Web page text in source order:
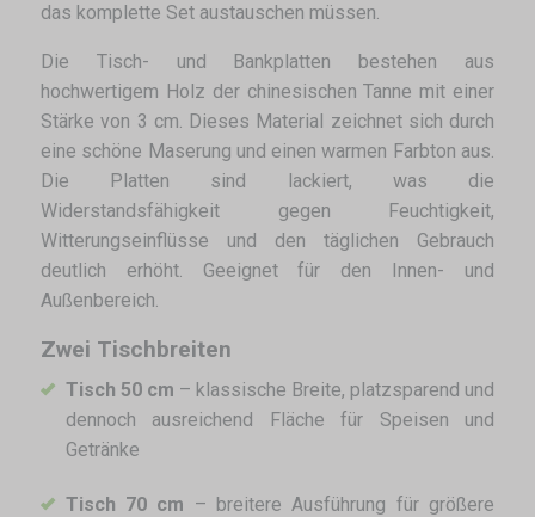
das komplette Set austauschen müssen.
Die Tisch- und Bankplatten bestehen aus
hochwertigem Holz der chinesischen Tanne mit einer
Stärke von 3 cm. Dieses Material zeichnet sich durch
eine schöne Maserung und einen warmen Farbton aus.
Die Platten sind lackiert, was die
Widerstandsfähigkeit gegen Feuchtigkeit,
Witterungseinflüsse und den täglichen Gebrauch
deutlich erhöht. Geeignet für den Innen- und
Außenbereich.
Zwei Tischbreiten
Tisch 50 cm – klassische Breite, platzsparend und
dennoch ausreichend Fläche für Speisen und
Getränke
Tisch 70 cm – breitere Ausführung für größere